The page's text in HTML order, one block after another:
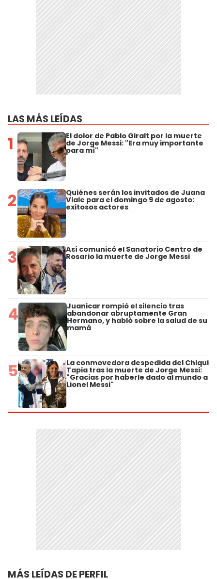
LAS MÁS LEÍDAS
1 El dolor de Pablo Giralt por la muerte
de Jorge Messi: "Era muy importante
para mí"
2 Quiénes serán los invitados de Juana
Viale para el domingo 9 de agosto:
exitosos actores
3 Así comunicó el Sanatorio Centro de
Rosario la muerte de Jorge Messi
4 Juanicar rompió el silencio tras
abandonar abruptamente Gran
Hermano, y habló sobre la salud de su
mamá
5 La conmovedora despedida del Chiqui
Tapia tras la muerte de Jorge Messi:
"Gracias por haberle dado al mundo a
Lionel Messi"
MÁS LEÍDAS DE PERFIL